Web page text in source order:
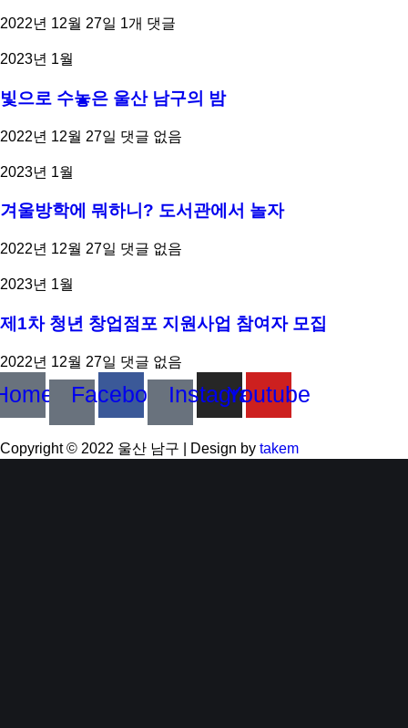
2022년 12월 27일 1개 댓글
2023년 1월
빛으로 수놓은 울산 남구의 밤
2022년 12월 27일 댓글 없음
2023년 1월
겨울방학에 뭐하니? 도서관에서 놀자
2022년 12월 27일 댓글 없음
2023년 1월
제1차 청년 창업점포 지원사업 참여자 모집
2022년 12월 27일 댓글 없음
FacebookInstagram
Youtube
Copyright © 2022 울산 남구 | Design by takem